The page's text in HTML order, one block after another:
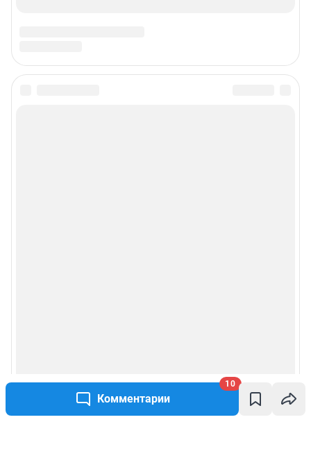
Комментарии
10